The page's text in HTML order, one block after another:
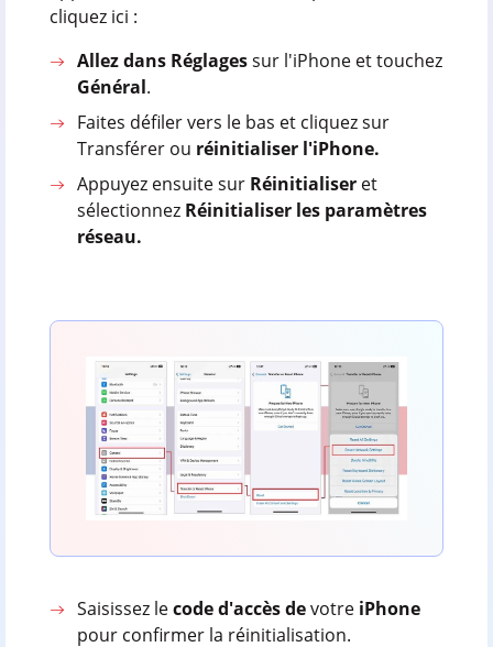
cliquez ici :
Allez dans Réglagessur l'iPhone et touchez
Général.
Faites défiler vers le bas et cliquez sur
Transférer ou réinitialiser l'iPhone.
Appuyez ensuite sur Réinitialiser et
sélectionnez Réinitialiser les paramètres
réseau.
Saisissez lecode d'accès devotre iPhone
pour confirmer la réinitialisation.